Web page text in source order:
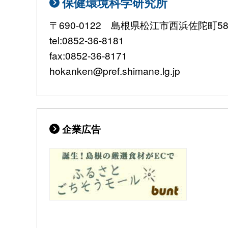
〒690-0122 島根県松江市西浜佐陀町
tel:0852-36-8181
fax:0852-36-8171
hokanken@pref.shimane.lg.jp
企業広告